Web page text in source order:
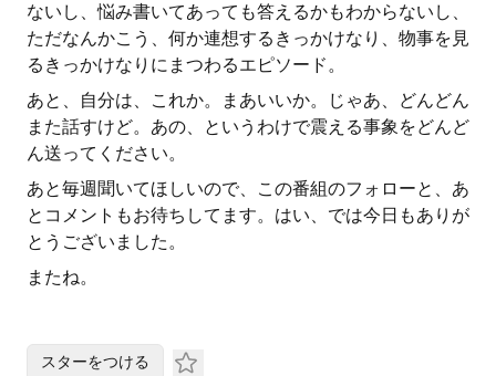
ないし、悩み書いてあっても答えるかもわからないし、
ただなんかこう、何か連想するきっかけなり、物事を見
るきっかけなりにまつわるエピソード。
あと、自分は、これか。まあいいか。じゃあ、どんどん
また話すけど。あの、というわけで震える事象をどんど
ん送ってください。
あと毎週聞いてほしいので、この番組のフォローと、あ
とコメントもお待ちしてます。はい、では今日もありが
とうございました。
またね。
スターをつける